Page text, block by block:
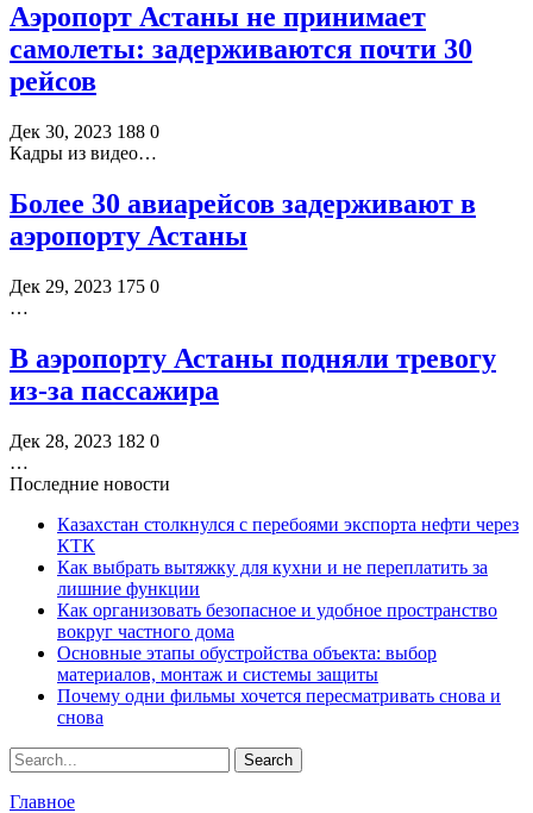
Аэропорт Астаны не принимает
самолеты: задерживаются почти 30
рейсов
Дек 30, 2023 188 0
Кадры из видео…
Более 30 авиарейсов задерживают в
аэропорту Астаны
Дек 29, 2023 175 0
…
В аэропорту Астаны подняли тревогу
из-за пассажира
Дек 28, 2023 182 0
…
Последние новости
Казахстан столкнулся с перебоями экспорта нефти через
КТК
Как выбрать вытяжку для кухни и не переплатить за
лишние функции
Как организовать безопасное и удобное пространство
вокруг частного дома
Основные этапы обустройства объекта: выбор
материалов, монтаж и системы защиты
Почему одни фильмы хочется пересматривать снова и
снова
Главное